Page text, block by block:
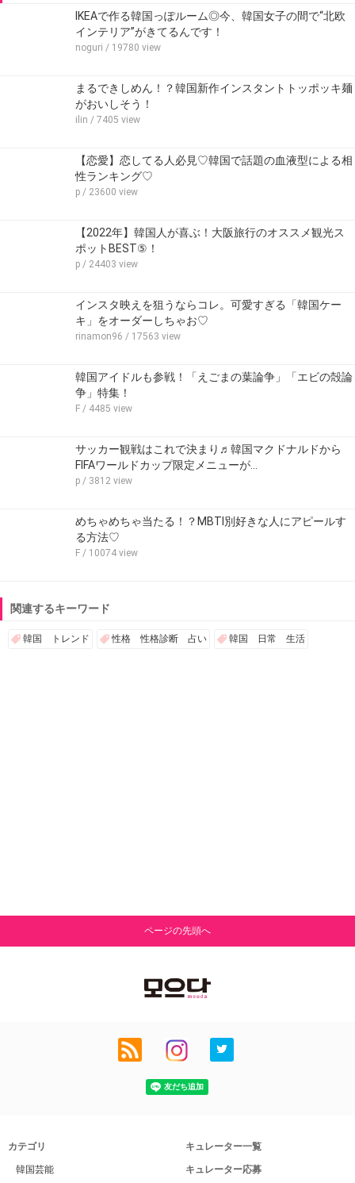
IKEAで作る韓国っぽルーム◎今、韓国女子の間で“北欧
インテリア”がきてるんです！
noguri / 19780 view
まるできしめん！？韓国新作インスタントトッポッキ麺
がおいしそう！
ilin / 7405 view
【恋愛】恋してる人必見♡韓国で話題の血液型による相
性ランキング♡
p / 23600 view
【2022年】韓国人が喜ぶ！大阪旅行のオススメ観光ス
ポットBEST⑤！
p / 24403 view
インスタ映えを狙うならコレ。可愛すぎる「韓国ケー
キ」をオーダーしちゃお♡
rinamon96 / 17563 view
韓国アイドルも参戦！「えごまの葉論争」「エビの殻論
争」特集！
F / 4485 view
サッカー観戦はこれで決まり♬韓国マクドナルドから
FIFAワールドカップ限定メニューが…
p / 3812 view
めちゃめちゃ当たる！？MBTI別好きな人にアピールす
る方法♡
F / 10074 view
関連するキーワード
韓国 トレンド 性格 性格診断 占い 韓国 日常 生活
ページの先頭へ
カテゴリ
韓国芸能
キュレーター一覧
キュレーター応募